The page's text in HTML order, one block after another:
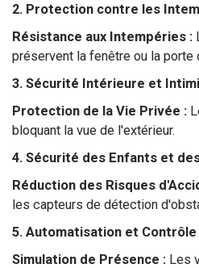
2. Protection contre les
Résistance aux Intempéries :
préservent la fenêtre ou la
3. Sécurité Intérieure et
Protection de la Vie Privée :
bloquant la vue de l'extérieur.
4. Sécurité des Enfants et
Réduction des Risques
les capteurs de détection
5. Automatisation et
Simulation de Présence : Les